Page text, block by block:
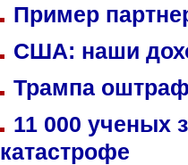
Пример
США: наши
Трампа
11 000 ученых